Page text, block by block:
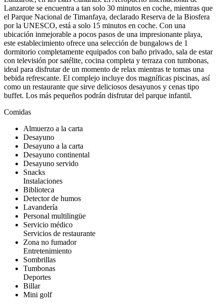
Lanzarote se encuentra a tan solo 30 minutos en coche, mientras que
el Parque Nacional de Timanfaya, declarado Reserva de la Biosfera
por la UNESCO, está a solo 15 minutos en coche. Con una
ubicación inmejorable a pocos pasos de una impresionante playa,
este establecimiento ofrece una selección de bungalows de 1
dormitorio completamente equipados con baño privado, sala de estar
con televisión por satélite, cocina completa y terraza con tumbonas,
ideal para disfrutar de un momento de relax mientras te tomas una
bebida refrescante. El complejo incluye dos magníficas piscinas, así
como un restaurante que sirve deliciosos desayunos y cenas tipo
buffet. Los más pequeños podrán disfrutar del parque infantil.
Comidas
Almuerzo a la carta
Desayuno
Desayuno a la carta
Desayuno continental
Desayuno servido
Snacks
Instalaciones
Biblioteca
Detector de humos
Lavandería
Personal multilingüe
Servicio médico
Servicios de restaurante
Zona no fumador
Entretenimiento
Sombrillas
Tumbonas
Deportes
Billar
Mini golf